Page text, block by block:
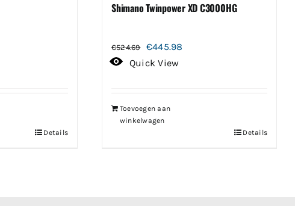
Details
Shimano Twinpower XD C3000HG
€524.69
Oorspronkelijke
prijs
€524.69.
€445.98
€445.98.
Quick View
Toevoegen aan
winkelwagen
Details